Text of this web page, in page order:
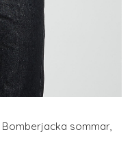
Bomberjacka sommar